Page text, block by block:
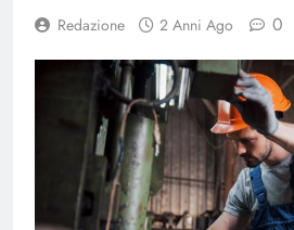
Redazione 2 Anni Ago 0